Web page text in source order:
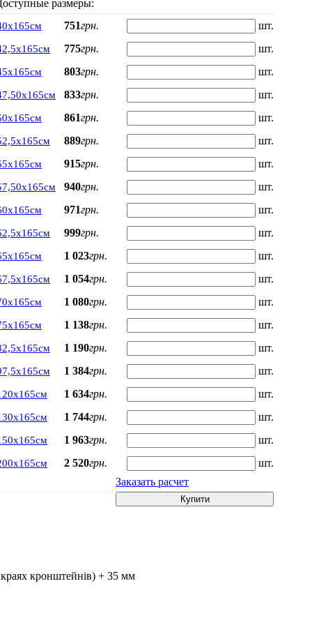
размеры:
751грн. шт.
775грн. шт.
803грн. шт.
833грн. шт.
861грн. шт.
889грн. шт.
915грн. шт.
940грн. шт.
971грн. шт.
999грн. шт.
1 023грн. шт.
1 054грн. шт.
1 080грн. шт.
1 138грн. шт.
1 190грн. шт.
1 384грн. шт.
1 634грн. шт.
1 744грн. шт.
1 963грн. шт.
2 520грн.
шт.
Заказать расчет
Купити
кронштейнів) + 35 мм